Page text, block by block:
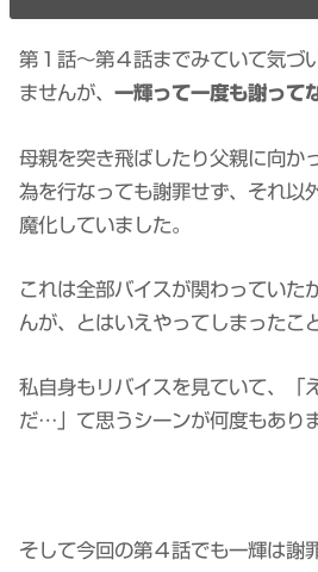
第１話〜第４話までみていて気づ
ませんが、一輝って一度も謝って
母親を突き飛ばしたり父親に向か
為を行なっても謝罪せず、それ以
魔化していました。
これは全部バイスが関わっていた
んが、とはいえやってしまったこ
私自身もリバイスを見ていて、「
だ…」て思うシーンが何度もあり
そして今回の第４話でも一輝は謝